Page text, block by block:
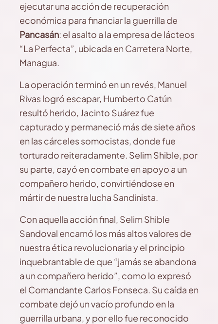
ejecutar una acción de recuperación
económica para financiar la guerrilla de
Pancasán: el asalto a la empresa de lácteos
“La Perfecta”, ubicada en Carretera Norte,
Managua.
La operación terminó en un revés, Manuel
Rivas logró escapar, Humberto Catún
resultó herido, Jacinto Suárez fue
capturado y permaneció más de siete años
en las cárceles somocistas, donde fue
torturado reiteradamente. Selim Shible, por
su parte, cayó en combate en apoyo a un
compañero herido, convirtiéndose en
mártir de nuestra lucha Sandinista.
Con aquella acción final, Selim Shible
Sandoval encarnó los más altos valores de
nuestra ética revolucionaria y el principio
inquebrantable de que “jamás se abandona
a un compañero herido”, como lo expresó
el Comandante Carlos Fonseca. Su caída en
combate dejó un vacío profundo en la
guerrilla urbana, y por ello fue reconocido